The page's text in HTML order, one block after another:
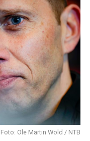
Ole Martin Wold / NTB